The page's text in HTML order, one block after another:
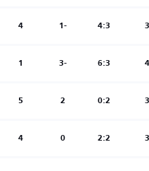
3
4:3
-1
4
4
6:3
-3
1
3
0:2
2
5
3
2:2
0
4